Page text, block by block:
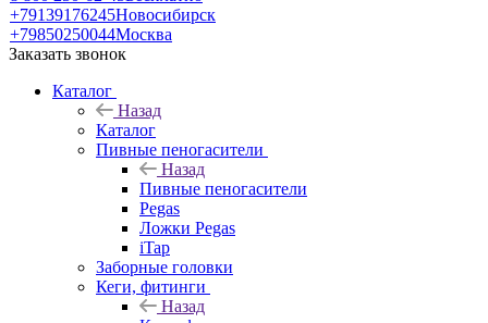
+79139176245Новосибирск
+79850250044Москва
Заказать звонок
Каталог
Назад
Каталог
Пивные пеногасители
Назад
Пивные пеногасители
Pegas
Ложки Pegas
iTap
Заборные головки
Кеги, фитинги
Назад